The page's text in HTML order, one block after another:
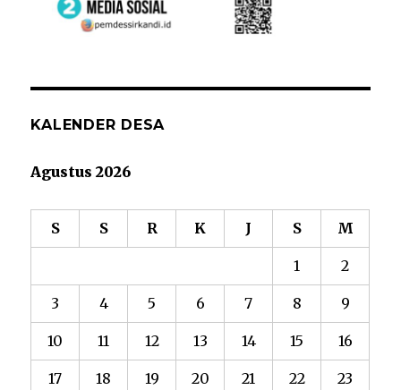
KALENDER DESA
Agustus 2026
S S R K J S M
1 2
3 4 5 6 7 8 9
10 11 12 13 14 15 16
17 18 19 20 21 22 23